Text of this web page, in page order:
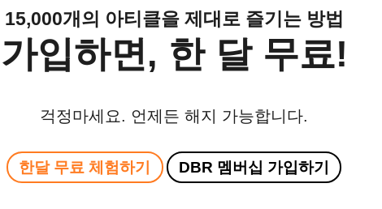
15,000개의 아티클을 제대로 즐기는 방법
가입하면, 한 달 무료!
걱정마세요. 언제든 해지 가능합니다.
한달 무료 체험하기 DBR 멤버십 가입하기